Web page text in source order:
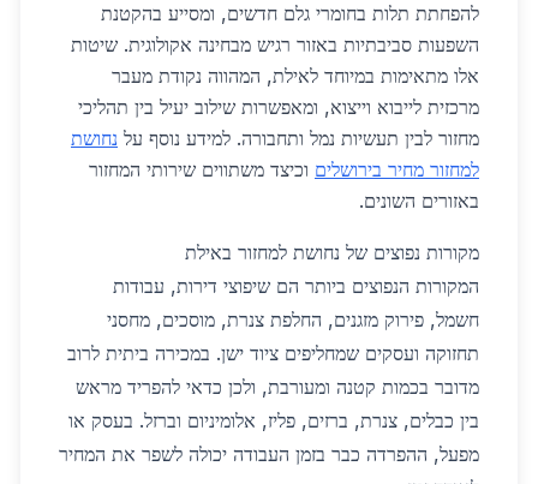
להפחתת תלות בחומרי גלם חדשים, ומסייע בהקטנת
השפעות סביבתיות באזור רגיש מבחינה אקולוגית. שיטות
אלו מתאימות במיוחד לאילת, המהווה נקודת מעבר
מרכזית לייבוא וייצוא, ומאפשרות שילוב יעיל בין תהליכי
מחזור לבין תעשיות נמל ותחבורה. למידע נוסף על נחושת
למחזור מחיר בירושלים וכיצד משתווים שירותי המחזור
באזורים השונים.
מקורות נפוצים של נחושת למחזור באילת
המקורות הנפוצים ביותר הם שיפוצי דירות, עבודות
חשמל, פירוק מזגנים, החלפת צנרת, מוסכים, מחסני
תחזוקה ועסקים שמחליפים ציוד ישן. במכירה ביתית לרוב
מדובר בכמות קטנה ומעורבת, ולכן כדאי להפריד מראש
בין כבלים, צנרת, ברזים, פליז, אלומיניום וברזל. בעסק או
מפעל, ההפרדה כבר בזמן העבודה יכולה לשפר את המחיר